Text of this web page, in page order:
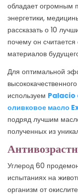
обладает огромным
энергетики,
рассказать о 10
почему он
материалов
Для оптимальной
используем Palacio
оливковое масло
подряд лучшим
полученных из
Углерод 60
испытаниях на
организм от